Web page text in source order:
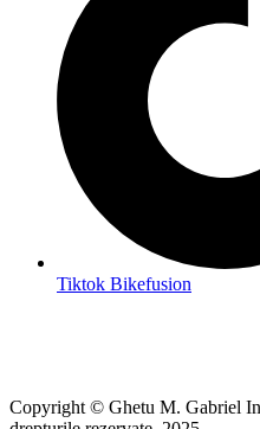
Tiktok Bikefusion
Copyright © Ghetu M. Gabriel